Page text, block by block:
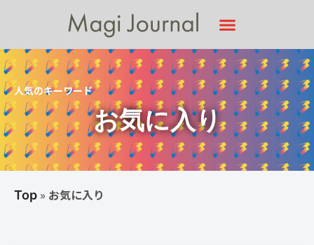
人気のキーワード
お気に入り
Top » お気に入り